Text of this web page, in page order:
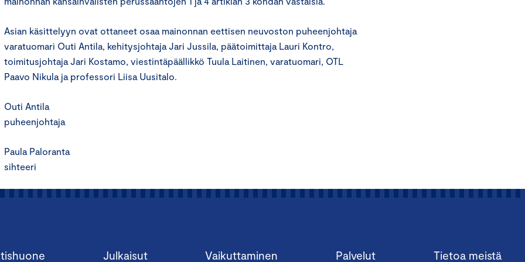
Asian käsittelyyn ovat ottaneet osaa mainonnan eettisen neuvoston puheenjohtaja
varatuomari Outi Antila, kehitysjohtaja Jari Jussila, päätoimittaja Lauri Kontro,
toimitusjohtaja Jari Kostamo, viestintäpäällikkö Tuula Laitinen, varatuomari, OTL
Paavo Nikula ja professori Liisa Uusitalo.
Outi Antila
puheenjohtaja
Paula Paloranta
sihteeri
Julkaisut Vaikuttaminen Palvelut Tietoa meistä